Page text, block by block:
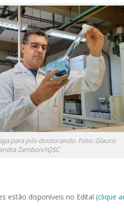
para pós-doutorando. Foto: Glauco
Zambon/IQSC
estão disponíveis no Edital (clique
Sustainable Energy
Assessments